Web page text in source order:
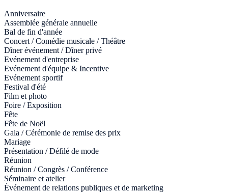
Anniversaire
Assemblée générale annuelle
Bal de fin d'année
Concert / Comédie musicale / Théâtre
Dîner événement / Dîner privé
Evénement d'entreprise
Evénement d'équipe & Incentive
Evénement sportif
Festival d'été
Film et photo
Foire / Exposition
Fête
Fête de Noël
Gala / Cérémonie de remise des prix
Mariage
Présentation / Défilé de mode
Réunion
Réunion / Congrès / Conférence
Séminaire et atelier
Événement de relations publiques et de marketing